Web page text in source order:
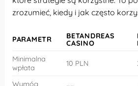
zrozumieć, kiedy i jak często
PARAMETR
BETANDREAS
CASINO
Minimalna
wpłata
10 PLN
Wymóg